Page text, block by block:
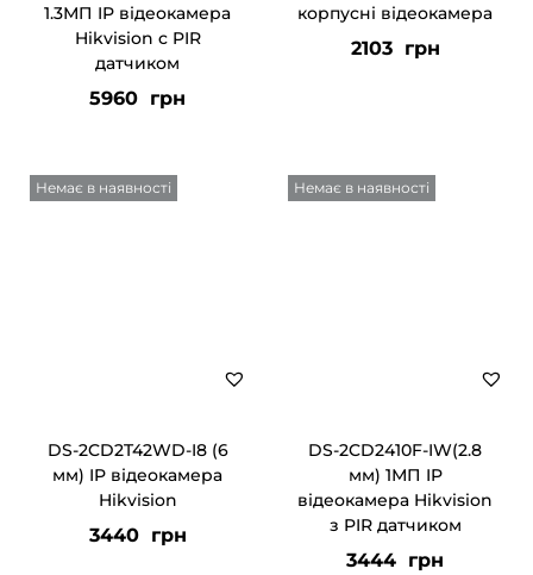
1.3МП IP відеокамера
Hikvision c PIR
датчиком
5960 грн
корпусні відеокамера
2103 грн
Немає в наявності
DS-2CD2T42WD-I8 (6
мм) IP відеокамера
Hikvision
3440 грн
Немає в наявності
DS-2CD2410F-IW(2.8
мм) 1МП IP
відеокамера Hikvision
з PIR датчиком
3444 грн